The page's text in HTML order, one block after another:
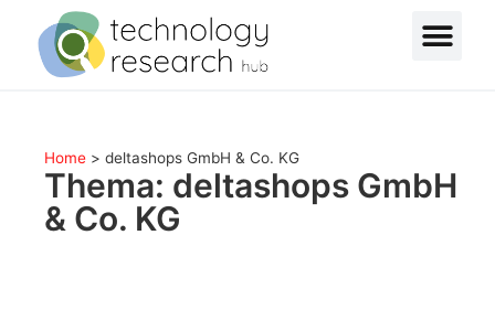
Home > deltashops GmbH & Co. KG
Thema: deltashops GmbH
& Co. KG